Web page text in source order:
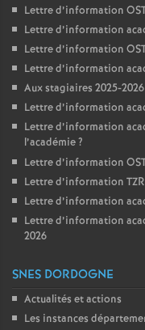
Lettre d’information
Lettre d’information
Lettre d’information
Lettre d’information
Aux stagiaires 2025-
Lettre d’information
Lettre d’information
l’académie?
Lettre d’information
Lettre d’information
Lettre d’information
Lettre d’information
2026
SNES DORDOGNE
Actualités et actions
Les instances